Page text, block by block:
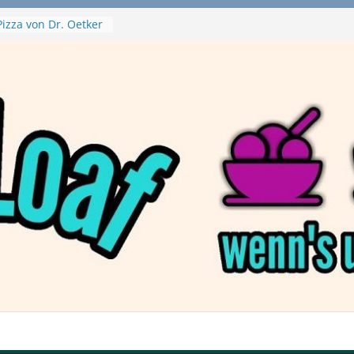
von Dr. Oetker
Nuggets und
wirklich vegan?
Haftbefehl /